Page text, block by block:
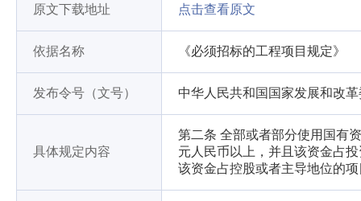
原文下载地址 点击查看原文
依据名称 《必须招标的工程项目规定》
发布令号（文号） 中华人民共和国国家发展和改
具体规定内容
第二条 全部或者部分使用国有
元人民币以上，并且该资金占
该资金占控股或者主导地位的